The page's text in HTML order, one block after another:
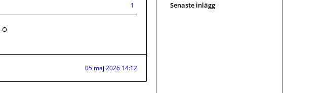
1
O
05 maj 2026 14:12
Senaste inlägg